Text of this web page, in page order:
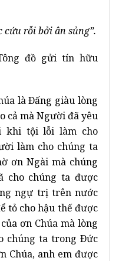
cứu rỗi bởi ân sủng”.
đồ gửi tín hữu
là Ðấng giàu lòng
cả mà Người đã yêu
khi tội lỗi làm cho
làm cho chúng ta
ơn Ngài mà chúng
cho chúng ta được
ngự trị trên nước
tỏ cho hậu thế được
ơn Chúa mà lòng
chúng ta trong Ðức
Chúa, anh em được